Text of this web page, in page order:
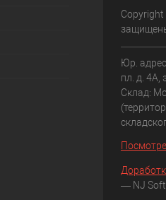
Юр.
пл. д. 4А,
Склад:
— NJ Soft.